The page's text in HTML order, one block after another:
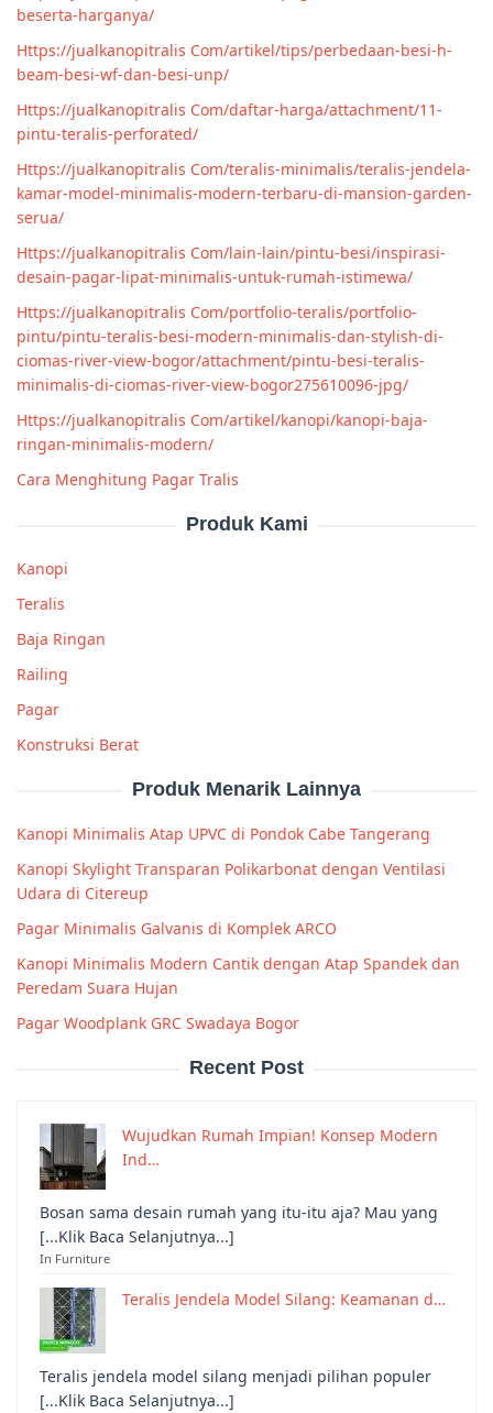
beserta-harganya/
Https://jualkanopitralis Com/artikel/tips/perbedaan-besi-h-
beam-besi-wf-dan-besi-unp/
Https://jualkanopitralis Com/daftar-harga/attachment/11-
pintu-teralis-perforated/
Https://jualkanopitralis Com/teralis-minimalis/teralis-jendela-
kamar-model-minimalis-modern-terbaru-di-mansion-garden-
serua/
Https://jualkanopitralis Com/lain-lain/pintu-besi/inspirasi-
desain-pagar-lipat-minimalis-untuk-rumah-istimewa/
Https://jualkanopitralis Com/portfolio-teralis/portfolio-
pintu/pintu-teralis-besi-modern-minimalis-dan-stylish-di-
ciomas-river-view-bogor/attachment/pintu-besi-teralis-
minimalis-di-ciomas-river-view-bogor275610096-jpg/
Https://jualkanopitralis Com/artikel/kanopi/kanopi-baja-
ringan-minimalis-modern/
Cara Menghitung Pagar Tralis
Produk Kami
Kanopi
Teralis
Baja Ringan
Railing
Pagar
Konstruksi Berat
Produk Menarik Lainnya
Kanopi Minimalis Atap UPVC di Pondok Cabe Tangerang
Kanopi Skylight Transparan Polikarbonat dengan Ventilasi
Udara di Citereup
Pagar Minimalis Galvanis di Komplek ARCO
Kanopi Minimalis Modern Cantik dengan Atap Spandek dan
Peredam Suara Hujan
Pagar Woodplank GRC Swadaya Bogor
Recent Post
Wujudkan Rumah Impian! Konsep Modern
Ind…
Bosan sama desain rumah yang itu-itu aja? Mau yang
[...Klik Baca Selanjutnya...]
In Furniture
Teralis Jendela Model Silang: Keamanan d…
Teralis jendela model silang menjadi pilihan populer
[...Klik Baca Selanjutnya...]